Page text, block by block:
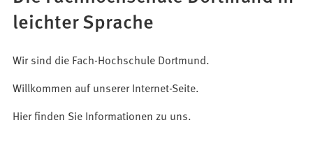
Studium,
Studiengänge,
Bewerbung
leichter Sprache
Wir sind die Fach-Hochschule Dortmund.
Willkommen auf unserer Internet-Seite.
Hier finden Sie Informationen zu uns.